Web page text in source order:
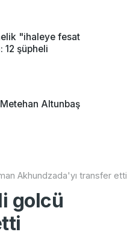
"ihaleye fesat
12 şüpheli
Altunbaş
Akhundzada'yı transfer etti
golcü